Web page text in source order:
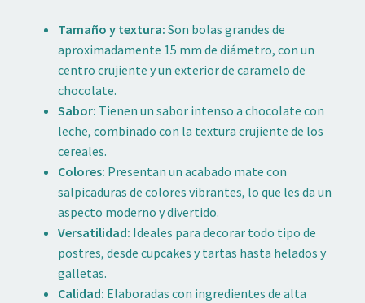
Tamaño y textura: Son bolas grandes de
aproximadamente 15 mm de diámetro, con un
centro crujiente y un exterior de caramelo de
chocolate.
Sabor: Tienen un sabor intenso a chocolate con
leche, combinado con la textura crujiente de los
cereales.
Colores: Presentan un acabado mate con
salpicaduras de colores vibrantes, lo que les da un
aspecto moderno y divertido.
Versatilidad: Ideales para decorar todo tipo de
postres, desde cupcakes y tartas hasta helados y
galletas.
Calidad: Elaboradas con ingredientes de alta